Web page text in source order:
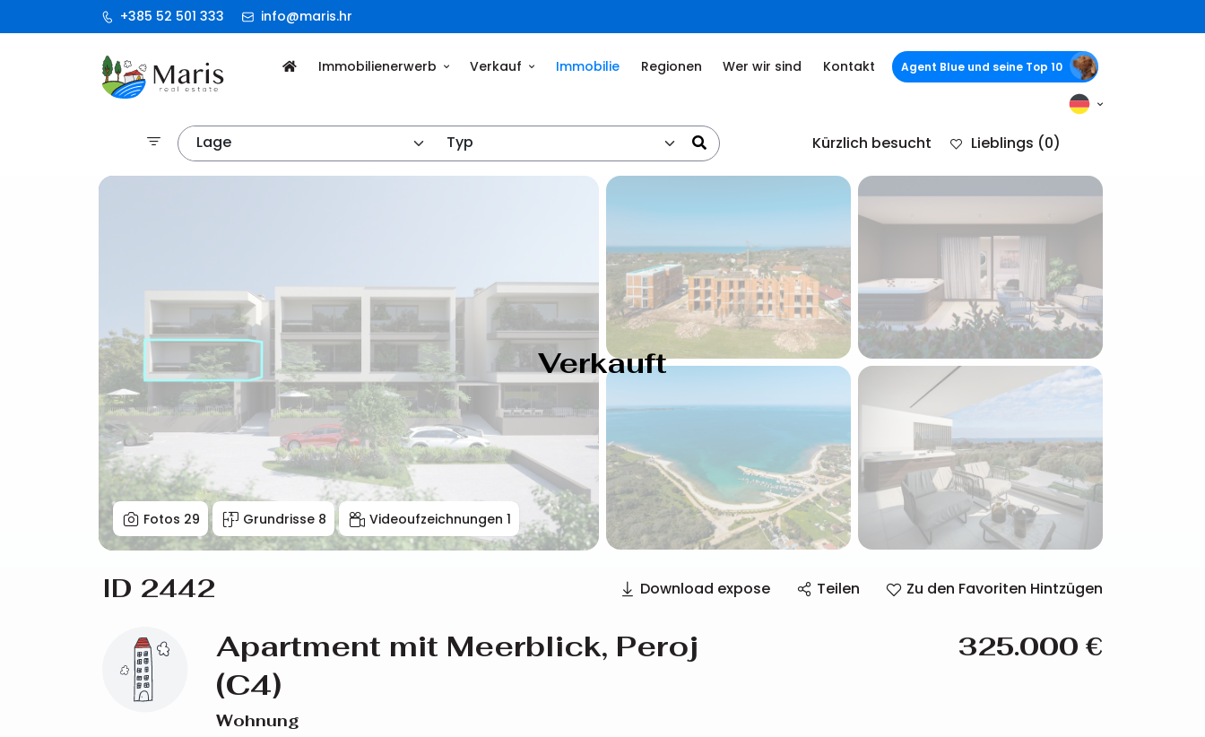
+385 52 501 333 info@maris.hr
Immobilienerwerb Verkauf Immobilie Regionen Wer wir sind Kontakt Agent Blue und seine Top 10
Lage Typ Kürzlich besucht Lieblings (0)
Verkauft
Fotos 29 Grundrisse 8 Videoufzeichnungen 1
ID 2442 Download expose Teilen Zu den Favoriten Hintzügen
Apartment mit Meerblick, Peroj
(C4)
Wohnung
325.000 €